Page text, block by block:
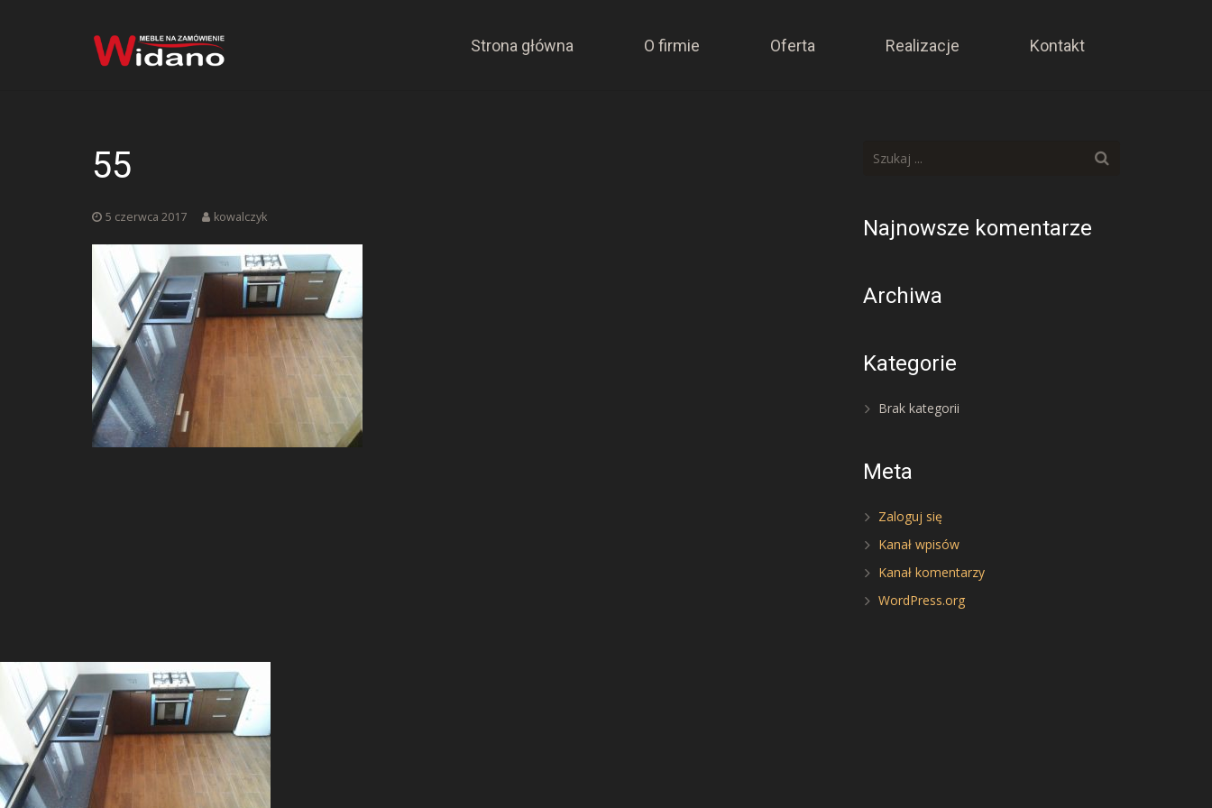
Strona główna O firmie Oferta Realizacje Kontakt
55
5 czerwca 2017 kowalczyk Najnowsze komentarze
Archiwa
Kategorie
Brak kategorii
Meta
Zaloguj się
Kanał wpisów
Kanał komentarzy
WordPress.org